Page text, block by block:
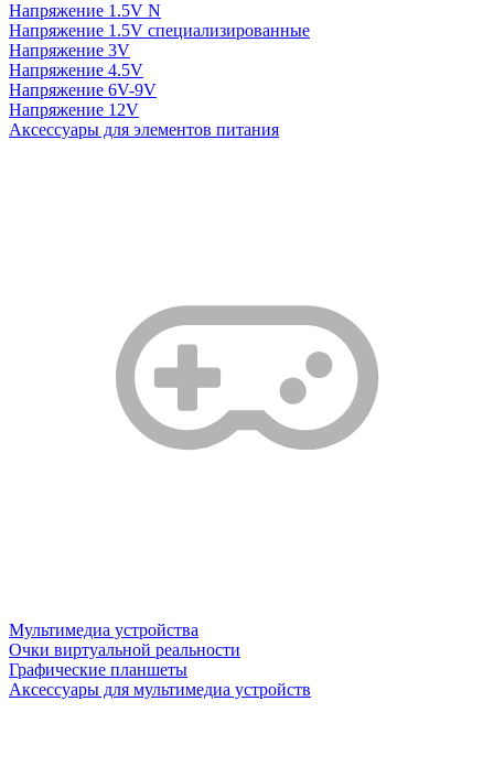
Напряжение 1.5V N
Напряжение 1.5V специализированные
Напряжение 3V
Напряжение 4.5V
Напряжение 6V-9V
Напряжение 12V
Аксессуары для элементов питания
Мультимедиа устройства
Очки виртуальной реальности
Графические планшеты
Аксессуары для мультимедиа устройств